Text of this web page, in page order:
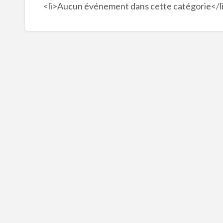
<li>Aucun événement dans cette catégorie</